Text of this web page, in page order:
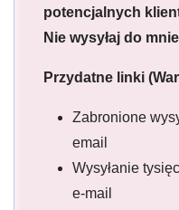
potencjalnych
Nie wysyłaj do
Przydatne linki
Zabronione
email
Wysyłanie
e-mail